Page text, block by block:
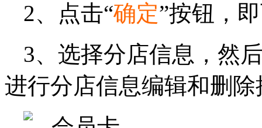
2、点击“确定”按钮，
3、选择分店信息，然
进行分店信息编辑和删除